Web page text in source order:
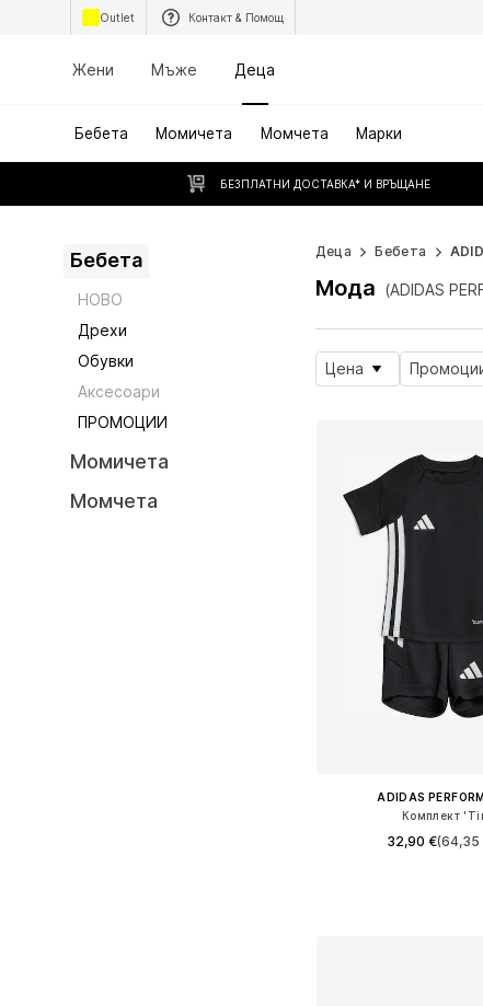
Outlet Контакт & Помощ
Жени Мъже Деца
Бебета Момичета Момчета Марки
БЕЗПЛАТНИ ДОСТАВКА* И ВРЪЩАНЕ
Бебета
НОВО
Дрехи
Обувки
Аксесоари
ПРОМОЦИИ
Момичета
Момчета
Деца Бебета
Мода (ADIDAS
Цена
ADIDAS
Комплект
32,90 €(64,35